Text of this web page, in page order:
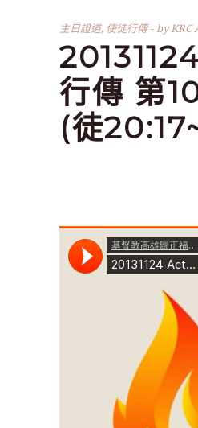
主日證道, 使徒行傳 byKRC
行傳 第
(徒